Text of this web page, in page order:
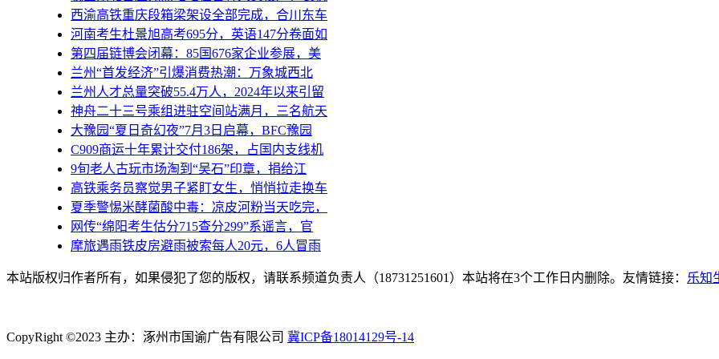
西渝高铁重庆段箱梁架设全部完成，合川东车
河南考生杜景旭高考695分，英语147分卷面如
第四届链博会闭幕：85国676家企业参展，美
兰州“首发经济”引爆消费热潮：万象城西北
兰州人才总量突破55.4万人，2024年以来引留
神舟二十三号乘组进驻空间站满月，三名航天
大豫园“夏日奇幻夜”7月3日启幕，BFC豫园
C909商运十年累计交付186架，占国内支线机
9旬老人古玩市场淘到“吴石”印章，捐给江
高铁乘务员察觉男子紧盯女生，悄悄拉走换车
夏季警惕米酵菌酸中毒：凉皮河粉当天吃完，
网传“绵阳考生估分715查分299”系谣言，官
摩旅遇雨铁皮房避雨被索每人20元，6人冒雨
本站版权归作者所有，如果侵犯了您的版权，请联系频道负责人（18731251601）本站将在3个工作日内删除。友情链接： 乐知
CopyRight ©2023 主办：涿州市国谕广告有限公司 冀ICP备18014129号-14